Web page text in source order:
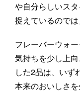
や自分らしいス
捉えているのでは
フレーバーウォ
気持ちを少し上
した2品は、いず
本来のおいしさを